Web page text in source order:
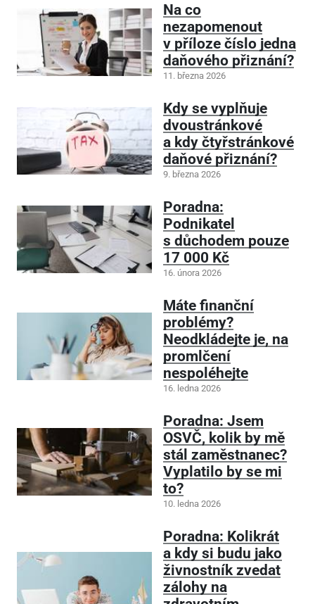
Na co
nezapomenout
v příloze číslo jedna
daňového přiznání?
11. března 2026
Kdy se vyplňuje
dvoustránkové
a kdy čtyřstránkové
daňové přiznání?
9. března 2026
Poradna:
Podnikatel
s důchodem pouze
17 000 Kč
16. února 2026
Máte finanční
problémy?
Neodkládejte je, na
promlčení
nespoléhejte
16. ledna 2026
Poradna: Jsem
OSVČ, kolik by mě
stál zaměstnanec?
Vyplatilo by se mi
to?
10. ledna 2026
Poradna: Kolikrát
a kdy si budu jako
živnostník zvedat
zálohy na